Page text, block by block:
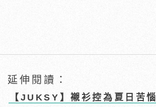
延伸閱讀：
【JUKSY】襯衫控為夏日苦